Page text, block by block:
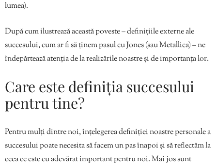
lumea).
După cum ilustrează această poveste – definițiile externe ale
succesului, cum ar fi să ținem pasul cu Jones (sau Metallica) – ne
îndepărtează atenția de la realizările noastre și de importanța lor.
Care este definiția succesului
pentru tine?
Pentru mulți dintre noi, înțelegerea definiției noastre personale a
succesului poate necesita să facem un pas înapoi și să reflectăm la
ceea ce este cu adevărat important pentru noi. Mai jos sunt